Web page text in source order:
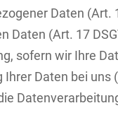
Daten (Art.
Daten (Art. 17
sofern wir Ihre
Daten bei uns